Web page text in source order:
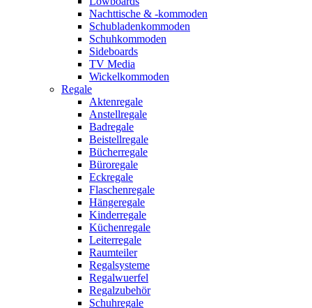
Nachttische & -kommoden
Schubladenkommoden
Schuhkommoden
Sideboards
TV Media
Wickelkommoden
Regale
Aktenregale
Anstellregale
Badregale
Beistellregale
Bücherregale
Büroregale
Eckregale
Flaschenregale
Hängeregale
Kinderregale
Küchenregale
Leiterregale
Raumteiler
Regalsysteme
Regalwuerfel
Regalzubehör
Schuhregale